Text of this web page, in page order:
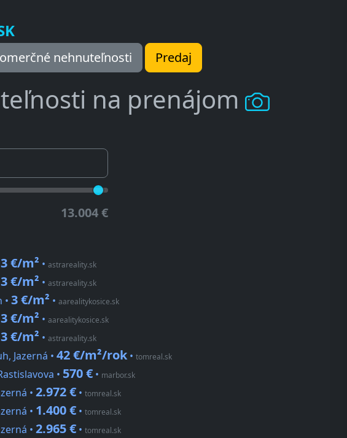
nehnuteľnosti Predaj
na prenájom
13.004 €
3 €/m² • astrareality.sk
3 €/m² • astrareality.sk
• 3 €/m² • aarealitykosice.sk
3 €/m² • aarealitykosice.sk
3 €/m² • astrareality.sk
Jazerná • 42 €/m²/rok • tomreal.sk
• 570 € • marbor.sk
• 2.972 € • tomreal.sk
• 1.400 € • tomreal.sk
• 2.965 € • tomreal.sk